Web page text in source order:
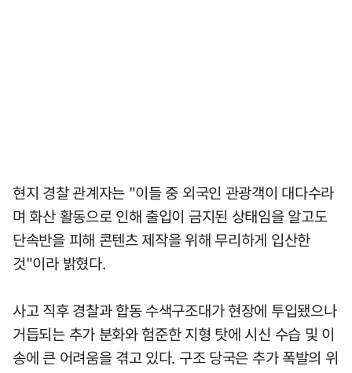
현지 경찰 관계자는 "이들 중 외국인 관광객이 대다수라
며 화산 활동으로 인해 출입이 금지된 상태임을 알고도
단속반을 피해 콘텐츠 제작을 위해 무리하게 입산한
것"이라 밝혔다.
사고 직후 경찰과 합동 수색구조대가 현장에 투입됐으나
거듭되는 추가 분화와 험준한 지형 탓에 시신 수습 및 이
송에 큰 어려움을 겪고 있다. 구조 당국은 추가 폭발의 위